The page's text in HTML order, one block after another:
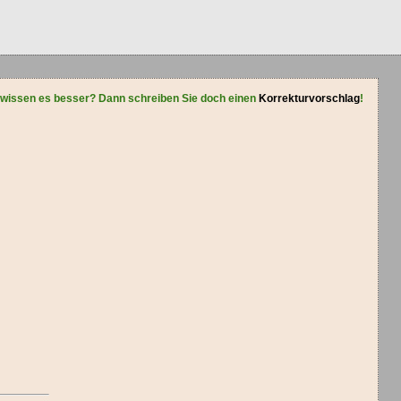
es besser? Dann schreiben Sie doch einen Korrekturvorschlag!